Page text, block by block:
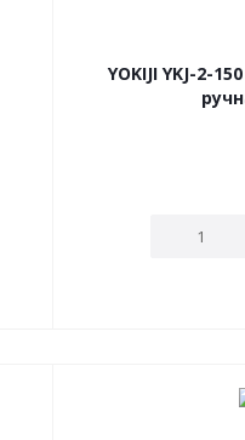
YOKIJI YKJ-2-